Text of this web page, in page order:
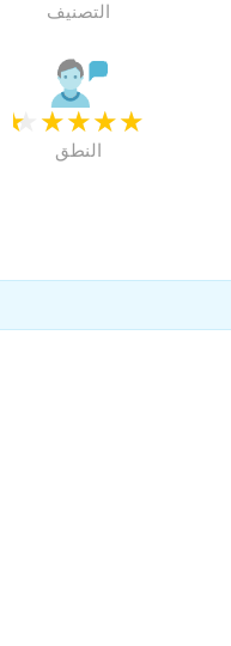
التصنيف
★
★
★
★
★
النطق